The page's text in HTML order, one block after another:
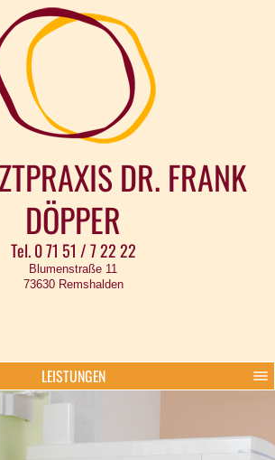
DR. FRANK
DÖPPER
Tel. 0 71 51 / 7 22 22
Blumenstraße 11
73630 Remshalden
LEISTUNGEN